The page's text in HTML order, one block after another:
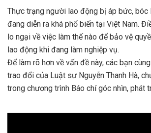
Thực trạng người lao động bị áp bức, bóc
đang diễn ra khá phổ biến tại Việt Nam.
lo ngại về việc làm thế nào để bảo vệ
lao động khi đang làm nghiệp vụ.
Để làm rõ hơn về vấn đề này, các bạn
trao đổi của Luật sư Nguyễn Thanh Hà,
trong chương trình Báo chí góc nhìn, phát